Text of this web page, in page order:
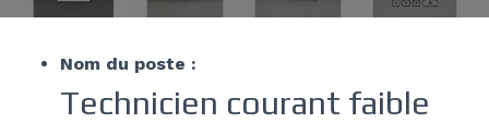
Nom du poste :
Technicien courant faible